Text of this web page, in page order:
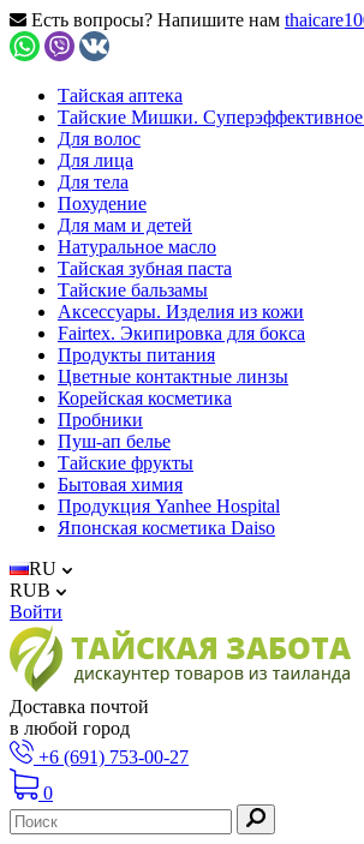
Есть вопросы? Напишите нам
Тайская аптека
Тайские Мишки. Суперэффективное
Для волос
Для лица
Для тела
Похудение
Для мам и детей
Натуральное масло
Тайская зубная паста
Тайские бальзамы
Аксессуары. Изделия из кожи
Fairtex. Экипировка для бокса
Продукты питания
Цветные контактные линзы
Корейская косметика
Пробники
Пуш-ап белье
Тайские фрукты
Бытовая химия
Продукция Yanhee Hospital
Японская косметика Daiso
RU
RUB
Войти
Доставка почтой
в любой город
+6 (691) 753-00-27
0